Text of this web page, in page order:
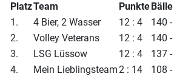
PlatzTeam PunkteBälle
1.
4 Bier, 2 Wasser 12 : 4 140
2.
Volley Veterans 12 : 4 140
3.
LSG Lüssow 12 : 4 137
4.
Mein Lieblingsteam2 : 14 108